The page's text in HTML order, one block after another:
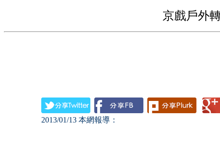
京戲戶外
2013/01/13 本網報導：